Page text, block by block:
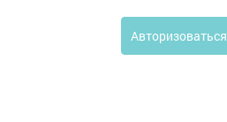
Авторизоваться